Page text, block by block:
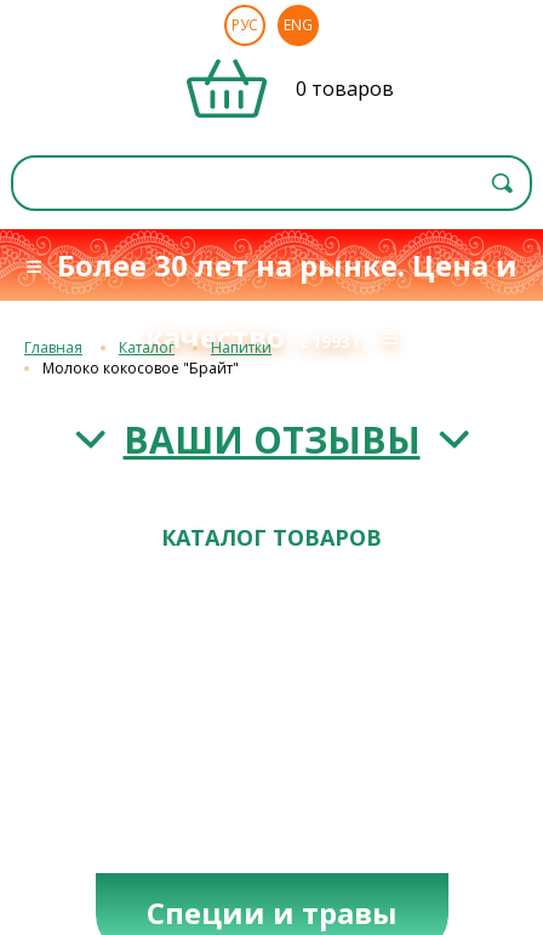
РУС ENG
0 товаров
≡ Более 30 лет на рынке. Цена и
качество
с 1993 г. ≡
Главная Каталог
Напитки
Молоко кокосовое "Брайт"
ВАШИ ОТЗЫВЫ
КАТАЛОГ ТОВАРОВ
Специи и травы